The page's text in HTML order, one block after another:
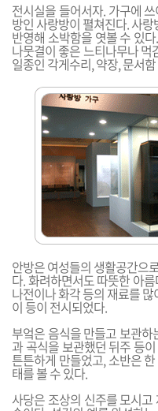
전시실을 들어서자. 가구에
방인 사랑방이 펼쳐진다. 사
반영해 소박함을 엿볼 수 있
나뭇결이 좋은 느티나무나 먹
일종인 각게수리, 약장, 문서
안방은 여성들의 생활공간으
다. 화려하면서도 따뜻한 아
나전이나 화각 등의 재료를
이 등이 전시되었다.
부엌은 음식을 만들고 보관
과 곡식을 보관했던 뒤주 등
튼튼하게 만들었고, 소반은
태를 볼 수 있다.
사당은 조상의 신주를 모시